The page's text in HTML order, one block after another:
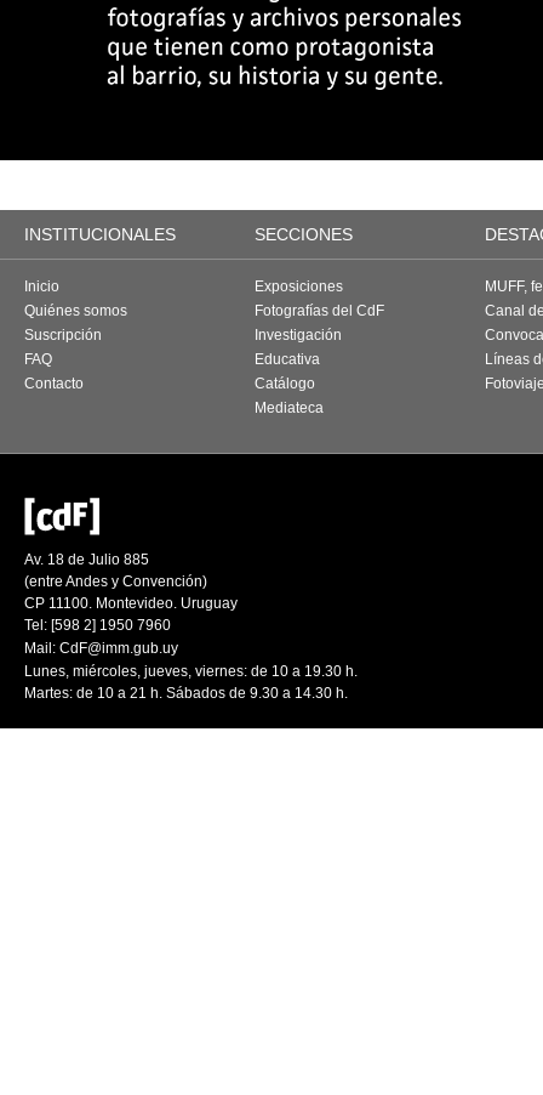
INSTITUCIONALES SECCIONES
Inicio
Quiénes somos
Suscripción
FAQ
Contacto
Exposiciones
Fotografías del CdF
Investigación
Educativa
Catálogo
Mediateca
MUFF,
Canal
Líneas
Av. 18 de Julio 885
(entre Andes y Convención)
CP 11100. Montevideo. Uruguay
Tel: [598 2] 1950 7960
Mail: CdF@imm.gub.uy
Lunes, miércoles, jueves, viernes: de 10 a 19.30 h.
Martes: de 10 a 21 h. Sábados de 9.30 a 14.30 h.